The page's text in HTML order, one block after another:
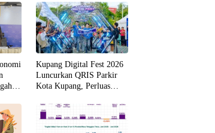
Kupang Digital Fest 2026
Luncurkan QRIS Parkir
Kota Kupang, Perluas
Publik di NTT